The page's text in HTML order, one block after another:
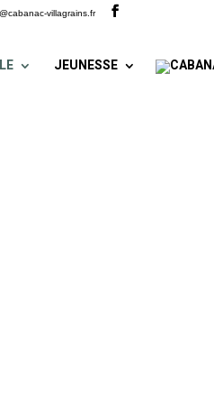
villagrains.fr
JEUNESSE